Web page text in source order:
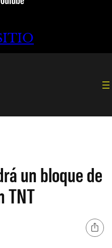
un bloque de
TNT